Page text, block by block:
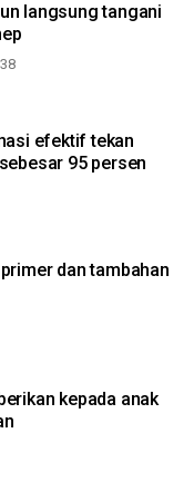
langsung tangani
efektif tekan
95 persen
dan tambahan
kepada anak